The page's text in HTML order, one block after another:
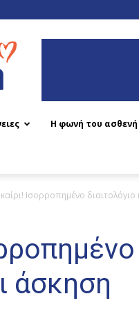
Η φωνή του ασθενή
Ισορροπημένο διαιτολόγιο
άσκηση